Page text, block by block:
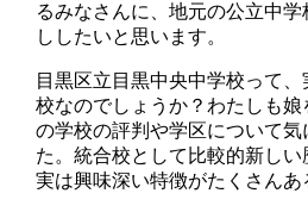
るみなさんに、地元の公立中
ししたいと思います。
目黒区立目黒中央中学校って
校なのでしょうか？わたしも娘
の学校の評判や学区について
た。統合校として比較的新しい
実は興味深い特徴がたくさんあ